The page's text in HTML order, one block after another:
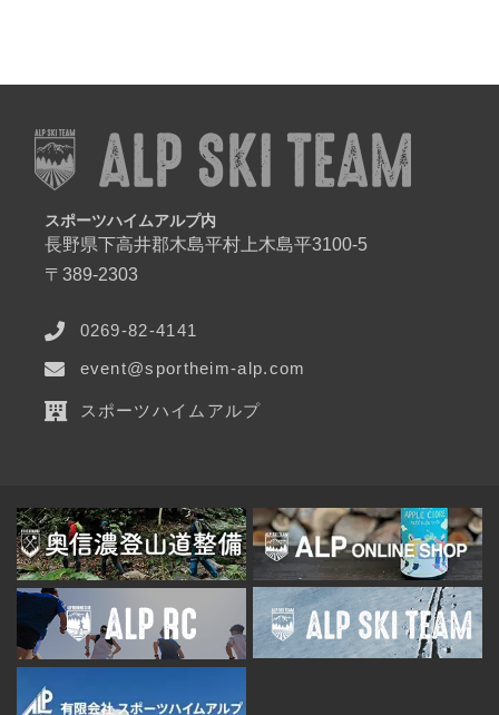
スポーツハイムアルプ内
長野県下高井郡木島平村上木島平3100-5
〒389-2303
0269-82-4141
event@sportheim-alp.com
スポーツハイムアルプ